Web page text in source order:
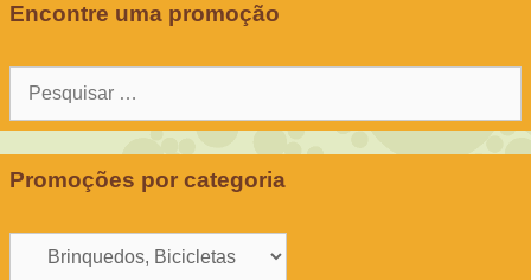
Encontre uma promoção
Pesquisar
Promoções por categoria
Promoções